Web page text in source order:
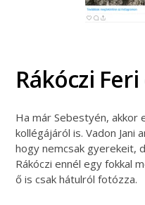
Rákóczi
Ha már Sebestyén, akkor
kollégájáról is. Vadon Jani
hogy nemcsak gyerekeit,
Rákóczi ennél egy fokkal
ő is csak hátulról fotózza.